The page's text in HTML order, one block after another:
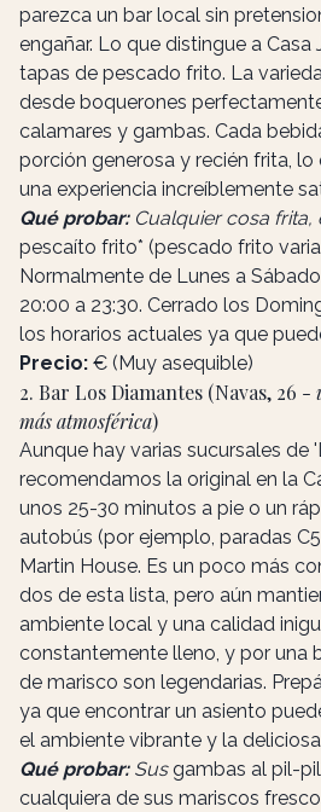
parezca un bar local sin
engañar. Lo que distingue a Casa
tapas de pescado frito. La
desde boquerones
calamares y gambas. Cada
porción generosa y recién frita, lo
una experiencia increíblemente
Qué probar:Cualquier cosa frita,
pescaíto frito* (pescado frito
Normalmente de Lunes a
20:00 a 23:30. Cerrado los
los horarios actuales ya que
Precio: € (Muy asequible)
2. Bar Los Diamantes (Navas, 26 -
más atmosférica)
Aunque hay varias sucursales de
recomendamos la original en la
unos 25-30 minutos a pie o un
autobús (por ejemplo, paradas
Martin House. Es un poco más
dos de esta lista, pero aún
ambiente local y una calidad
constantemente lleno, y por una
de marisco son legendarias.
ya que encontrar un asiento
el ambiente vibrante y la
Qué probar:Susgambas al pil-
cualquiera de sus mariscos